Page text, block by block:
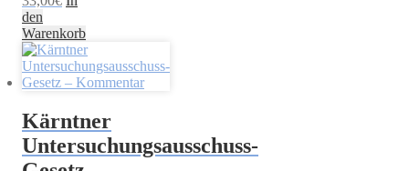
den
Warenkorb
Kärntner
Untersuchungsausschuss-